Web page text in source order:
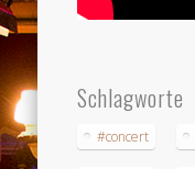
Schlagworte
#concert